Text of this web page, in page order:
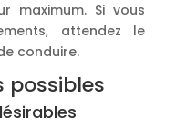
maximum. Si vous
attendez le
conduire.
possibles